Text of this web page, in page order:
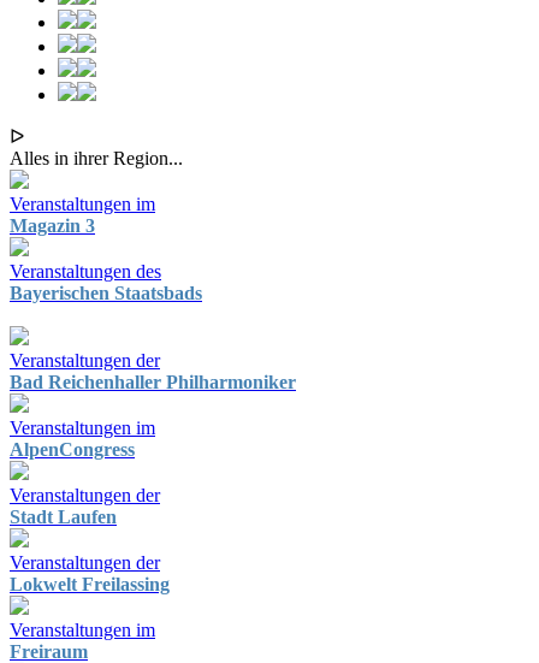
ᐅ
Alles in ihrer Region...
Veranstaltungen im
Magazin 3
Veranstaltungen des
Bayerischen Staatsbads
Veranstaltungen der
Bad Reichenhaller Philharmoniker
Veranstaltungen im
AlpenCongress
Veranstaltungen der
Stadt Laufen
Veranstaltungen der
Lokwelt Freilassing
Veranstaltungen im
Freiraum